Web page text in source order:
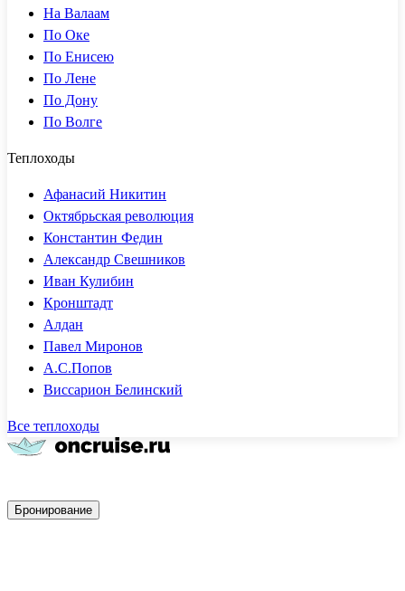
На Валаам
По Оке
По Енисею
По Лене
По Дону
По Волге
Теплоходы
Афанасий Никитин
Октябрьская революция
Константин Федин
Александр Свешников
Иван Кулибин
Кронштадт
Алдан
Павел Миронов
А.С.Попов
Виссарион Белинский
Все теплоходы
Бронирование